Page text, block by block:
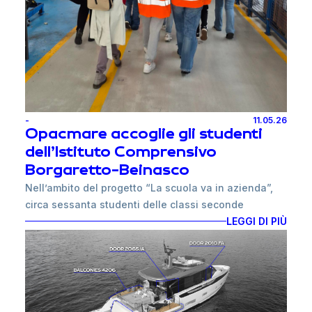
La collaborazione nasce dalla volontà condivisa di
generare un impatto positivo e duraturo sulla
comunità locale, valorizzando il lavoro svolto
quotidianamente dai volontari della Croce Bianca a
supporto delle persone e delle famiglie del territorio.
Siamo orgogliosi di poter affiancare una realtà che
ogni giorno opera con impegno e dedizione al
servizio delle persone, trasformando la solidarietà in
un aiuto concreto per il territorio.
- 11.05.26
Opacmare accoglie gli studenti
dell’Istituto Comprensivo
Borgaretto-Beinasco
Nell’ambito del progetto “La scuola va in azienda”,
circa sessanta studenti delle classi seconde
dell’Istituto Comprensivo Borgaretto-Beinasco hanno
visitato Opacmare per conoscere da vicino il
funzionamento di una realtà produttiva.
L’iniziativa ha permesso ai ragazzi di osservare
direttamente le principali fasi del processo
produttivo, dalla lavorazione della lamiera al taglio
LEGGI DI PIÙ